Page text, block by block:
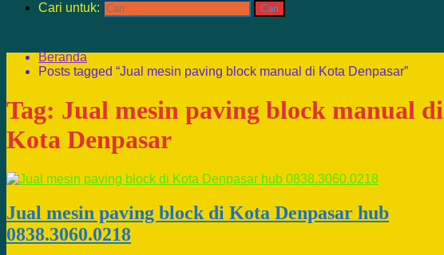
Cari untuk:
Beranda
Posts tagged “Jual mesin paving block manual di Kota Denpasar”
Tag: Jual mesin paving block manual di
Kota Denpasar
Jual mesin paving block di Kota Denpasar hub
0838.3060.0218